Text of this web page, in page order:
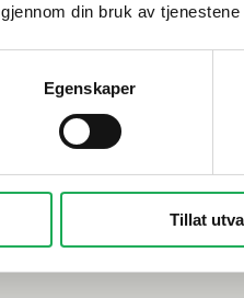
din bruk av tjenestene
Egenskaper
Tillat
Blanc Ancienne